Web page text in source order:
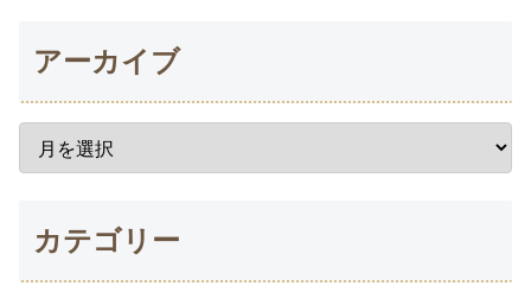
アーカイブ
カテゴリー